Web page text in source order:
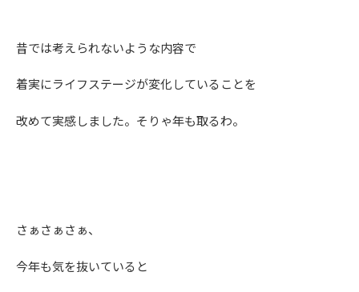
昔では考えられないような内容で
着実にライフステージが変化していることを
改めて実感しました。そりゃ年も取るわ。
さぁさぁさぁ、
今年も気を抜いていると